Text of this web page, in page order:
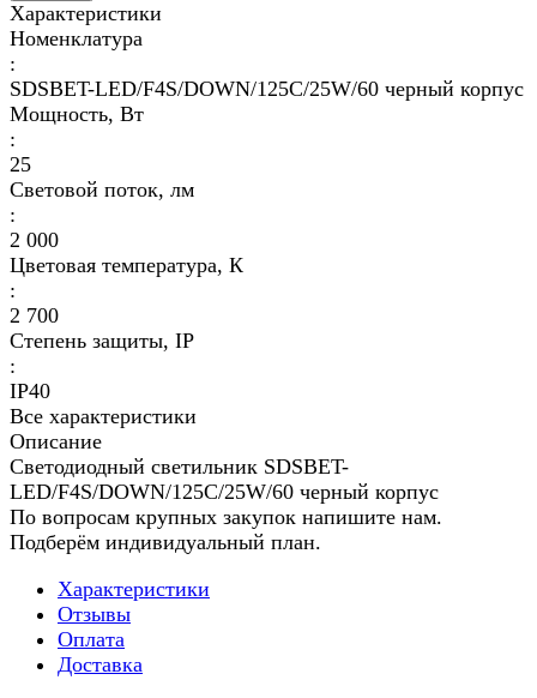
Характеристики
Номенклатура
:
SDSBET-LED/F4S/DOWN/125C/25W/60 черный корпус
Мощность, Вт
:
25
Световой поток, лм
:
2 000
Цветовая температура, К
:
2 700
Степень защиты, IP
:
IP40
Все характеристики
Описание
Светодиодный светильник SDSBET-
LED/F4S/DOWN/125C/25W/60 черный корпус
По вопросам крупных закупок напишите нам.
Подберём индивидуальный план.
Характеристики
Отзывы
Оплата
Доставка